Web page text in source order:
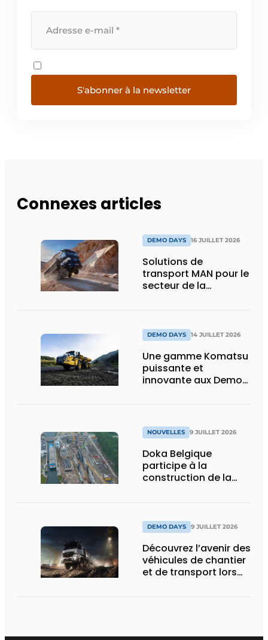
S'abonner à la newsletter
Connexes articles
DEMO DAYS 16 JUILLET 2026
Solutions de
transport MAN pour le
secteur de la
DEMO DAYS 14 JUILLET 2026
Une gamme Komatsu
puissante et
innovante aux Demo
NOUVELLES 9 JUILLET 2026
Doka Belgique
participe à la
construction de la
DEMO DAYS 9 JUILLET 2026
Découvrez l’avenir des
véhicules de chantier
et de transport lors